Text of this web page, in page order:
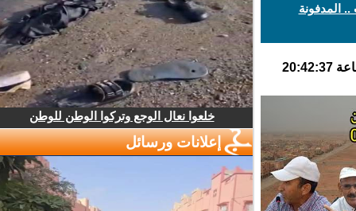
المدفونة
خلعوا نعال الوجع وتركوا الوطن للوطن
إعلانات ورسائل